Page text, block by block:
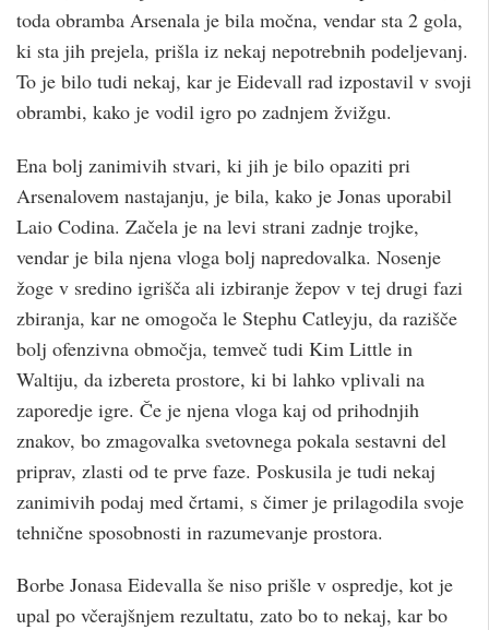
toda obramba Arsenala je bila močna, vendar sta 2 gola,
ki sta jih prejela, prišla iz nekaj nepotrebnih podeljevanj.
To je bilo tudi nekaj, kar je Eidevall rad izpostavil v svoji
obrambi, kako je vodil igro po zadnjem žvižgu.
Ena bolj zanimivih stvari, ki jih je bilo opaziti pri
Arsenalovem nastajanju, je bila, kako je Jonas uporabil
Laio Codina. Začela je na levi strani zadnje trojke,
vendar je bila njena vloga bolj napredovalka. Nosenje
žoge v sredino igrišča ali izbiranje žepov v tej drugi fazi
zbiranja, kar ne omogoča le Stephu Catleyju, da razišče
bolj ofenzivna območja, temveč tudi Kim Little in
Waltiju, da izbereta prostore, ki bi lahko vplivali na
zaporedje igre. Če je njena vloga kaj od prihodnjih
znakov, bo zmagovalka svetovnega pokala sestavni del
priprav, zlasti od te prve faze. Poskusila je tudi nekaj
zanimivih podaj med črtami, s čimer je prilagodila svoje
tehnične sposobnosti in razumevanje prostora.
Borbe Jonasa Eidevalla še niso prišle v ospredje, kot je
upal po včerajšnjem rezultatu, zato bo to nekaj, kar bo